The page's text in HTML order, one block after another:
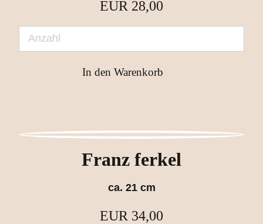
EUR 28,00
Franz ferkel
ca. 21 cm
EUR 34,00